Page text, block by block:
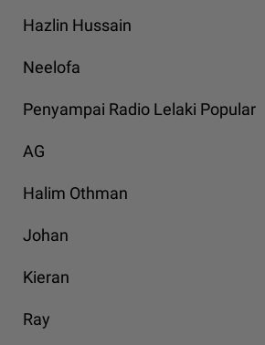
Hazlin Hussain
Neelofa
Penyampai Radio Lelaki Popular
AG
Halim Othman
Johan
Kieran
Ray